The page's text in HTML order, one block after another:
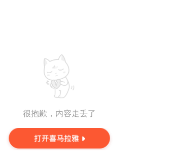
很抱歉，内容走丢了